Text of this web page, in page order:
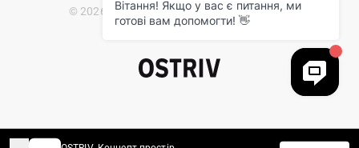
© 2026 Ostriv.ua Store. All Rights Reserved.